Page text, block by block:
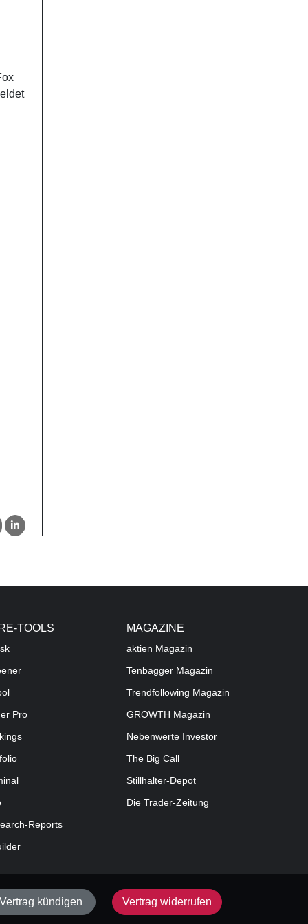
TOOLS
Pro
Reports
MAGAZINE
aktien Magazin
Tenbagger Magazin
Trendfollowing Magazin
GROWTH Magazin
Nebenwerte Investor
The Big Call
Stillhalter-Depot
Die Trader-Zeitung
Vertrag kündigen Vertrag widerrufen